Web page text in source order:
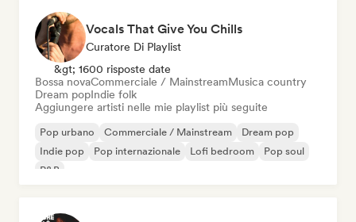
Vocals That Give You Chills
Curatore Di Playlist
&gt; 1600 risposte date
Bossa novaCommerciale / MainstreamMusica country
Dream popIndie folk
Aggiungere artisti nelle mie playlist più seguite
Pop urbano Commerciale / Mainstream
Dream pop
Indie pop
Pop internazionale Lofi bedroom
Pop soul
R&B